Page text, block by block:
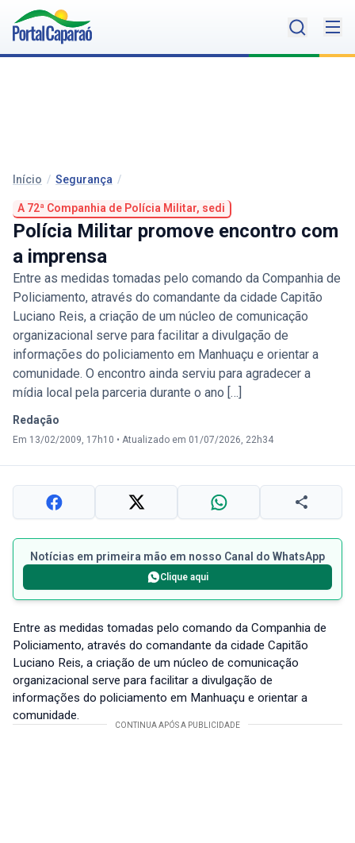
Início / Segurança /
A 72ª Companhia de Polícia Militar, sedi
Polícia Militar promove encontro com
a imprensa
Entre as medidas tomadas pelo comando da Companhia de
Policiamento, através do comandante da cidade Capitão
Luciano Reis, a criação de um núcleo de comunicação
organizacional serve para facilitar a divulgação de
informações do policiamento em Manhuaçu e orientar a
comunidade. O encontro ainda serviu para agradecer a
mídia local pela parceria durante o ano […]
Redação
Em 13/02/2009, 17h10 • Atualizado em 01/07/2026, 22h34
Notícias em primeira mão em nosso Canal do WhatsApp
Clique aqui
Entre as medidas tomadas pelo comando da Companhia de
Policiamento, através do comandante da cidade Capitão
Luciano Reis, a criação de um núcleo de comunicação
organizacional serve para facilitar a divulgação de
informações do policiamento em Manhuaçu e orientar a
comunidade.